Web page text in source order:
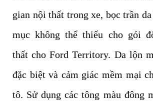
gian nội thất trong xe, bọc trần
mục không thể thiếu cho gói
thất cho Ford Territory. Da lộn
đặc biệt và cảm giác mềm mại
tô. Sử dụng các tông màu đông